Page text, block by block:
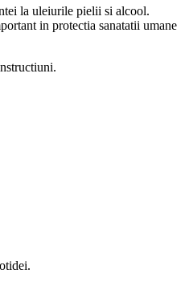
la uleiurile pielii si alcool.
in protectia sanatatii umane